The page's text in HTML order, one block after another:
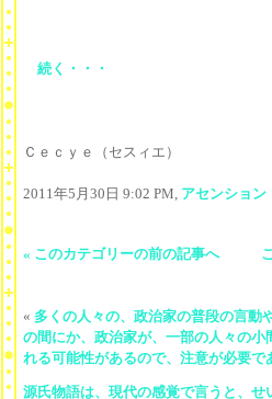
続く・・・
Ｃｅｃｙｅ（セスィエ）
2011年5月30日 9:02 PM, アセンショ
« このカテゴリーの前の記事へ
« 多くの人々の、政治家の普段の言動
の間にか、政治家が、一部の人々の小
れる可能性があるので、注意が必要で
源氏物語は、現代の感覚で言うと、